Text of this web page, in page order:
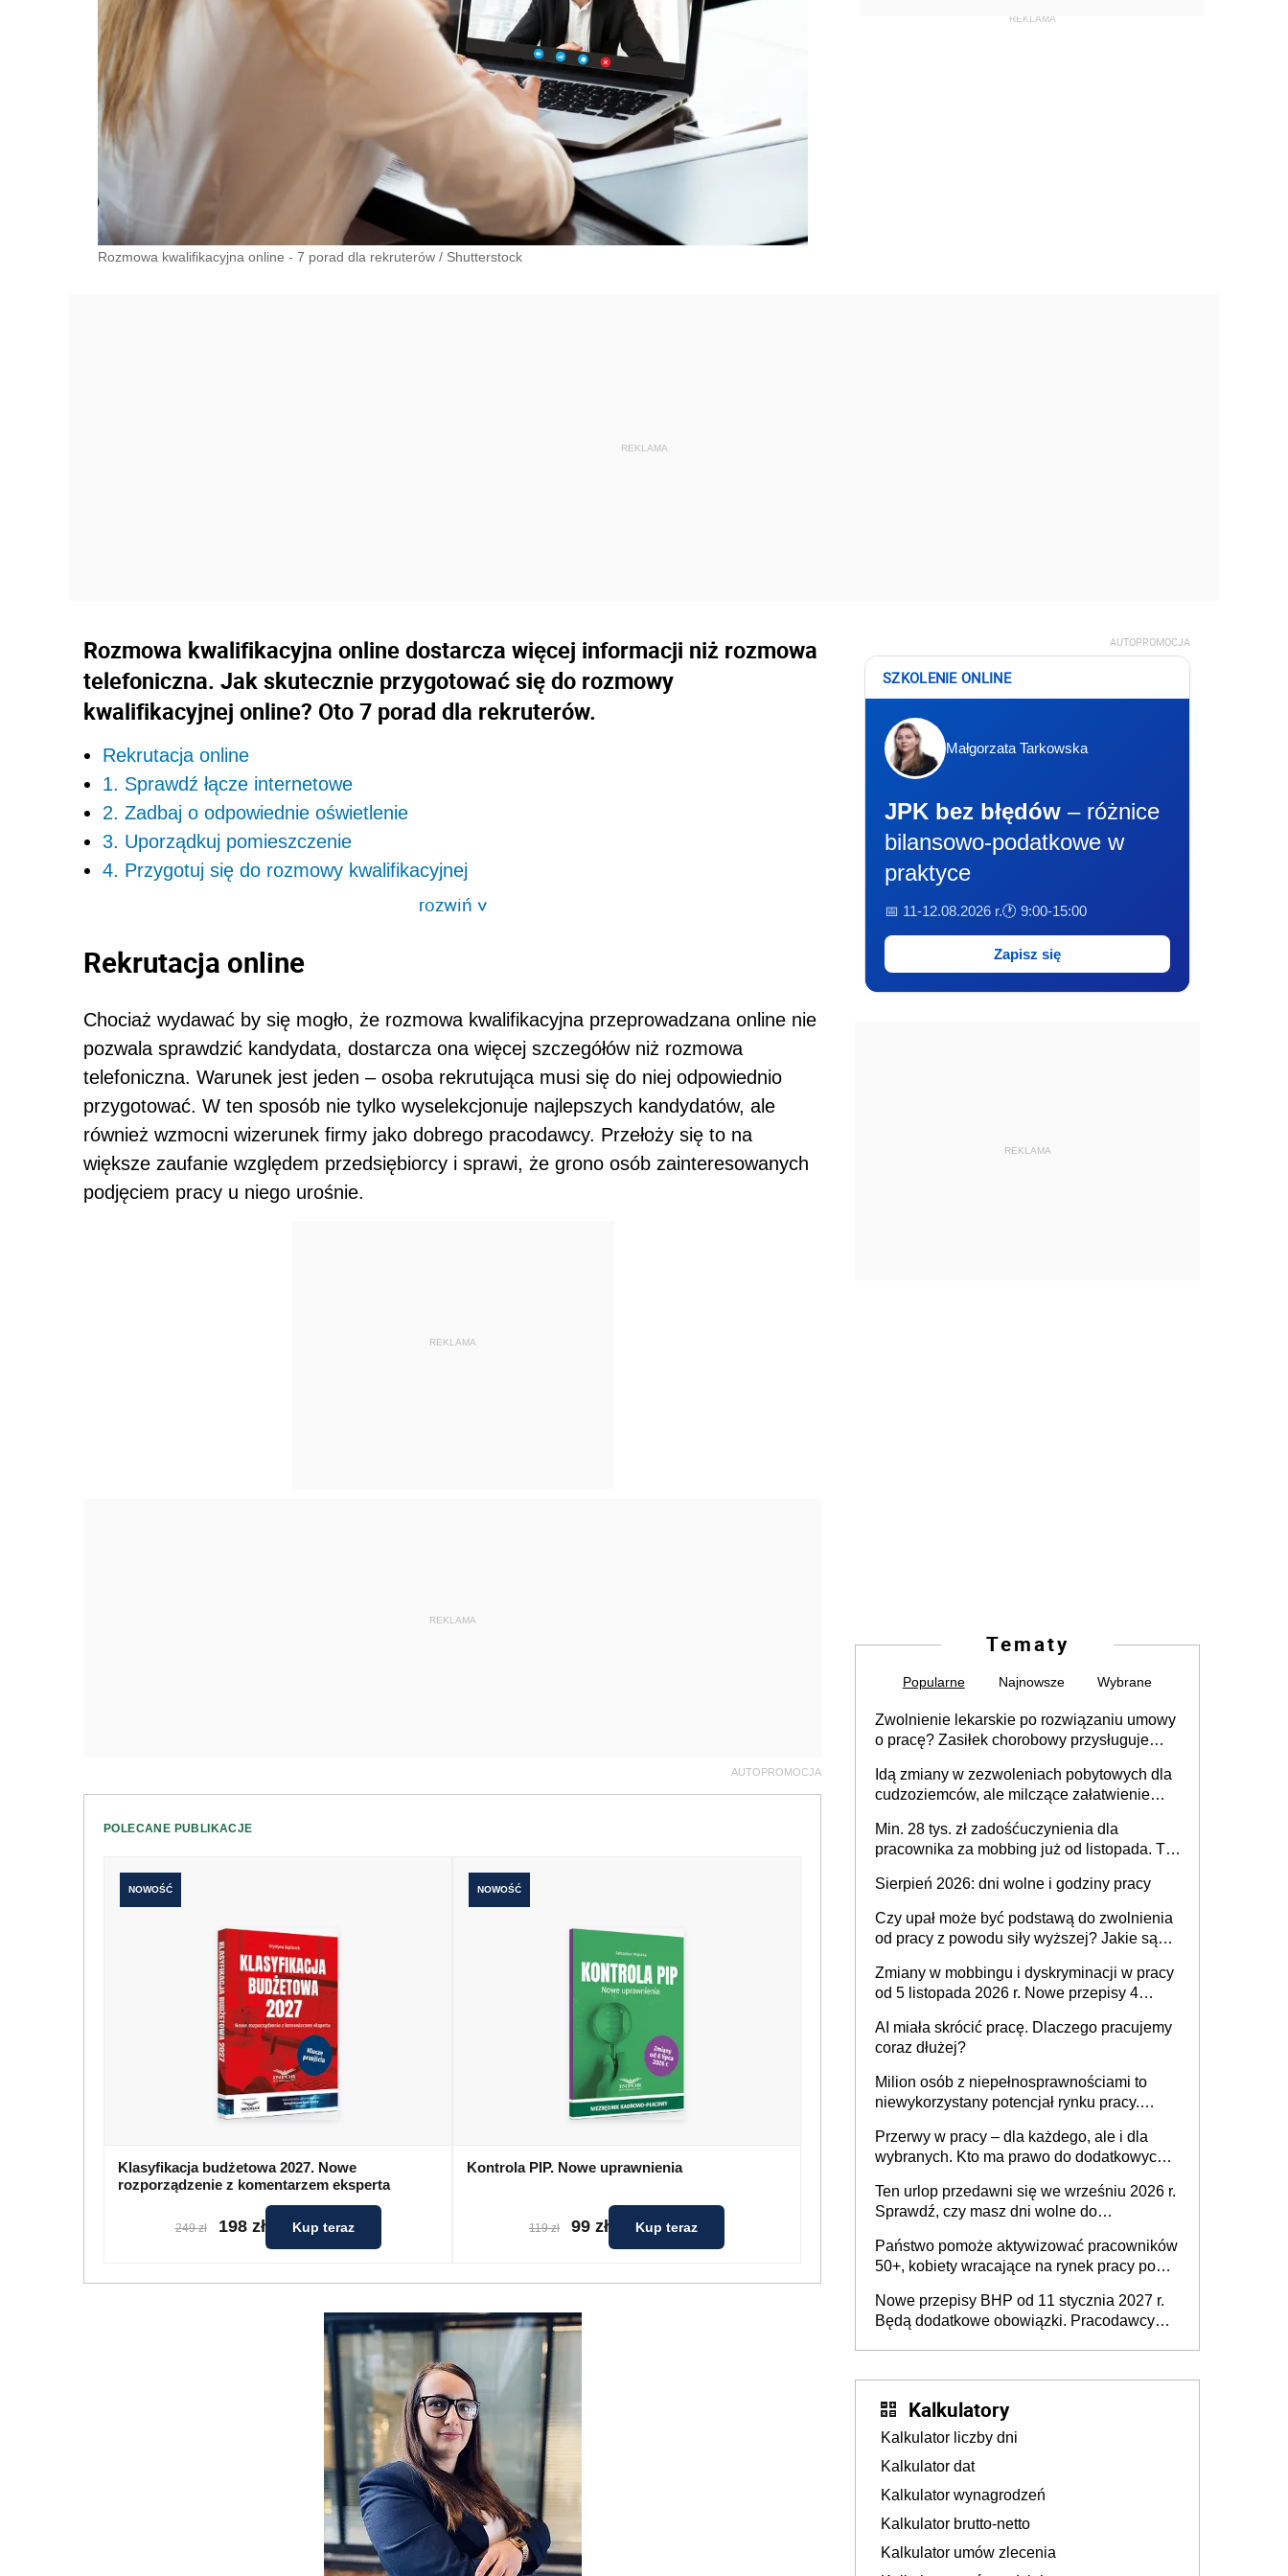
Rozmowa kwalifikacyjna online - 7 porad dla rekruterów / Shutterstock
Rozmowa kwalifikacyjna online dostarcza więcej informacji niż rozmowa
telefoniczna. Jak skutecznie przygotować się do rozmowy
kwalifikacyjnej online? Oto 7 porad dla rekruterów.
Rekrutacja online
1. Sprawdź łącze internetowe
2. Zadbaj o odpowiednie oświetlenie
3. Uporządkuj pomieszczenie
4. Przygotuj się do rozmowy kwalifikacyjnej
rozwiń>
Rekrutacja online
Chociaż wydawać by się mogło, że rozmowa kwalifikacyjna przeprowadzana online nie
pozwala sprawdzić kandydata, dostarcza ona więcej szczegółów niż rozmowa
telefoniczna. Warunek jest jeden – osoba rekrutująca musi się do niej odpowiednio
przygotować. W ten sposób nie tylko wyselekcjonuje najlepszych kandydatów, ale
również wzmocni wizerunek firmy jako dobrego pracodawcy. Przełoży się to na
większe zaufanie względem przedsiębiorcy i sprawi, że grono osób zainteresowanych
podjęciem pracy u niego urośnie.
REKLAMA
REKLAMA
AUTOPROMOCJA
POLECANE PUBLIKACJE
NOWOŚĆ
Klasyfikacja budżetowa 2027. Nowe
rozporządzenie z komentarzem eksperta
249 zł 198 zł Kup teraz
NOWOŚĆ
Kontrola PIP. Nowe uprawnienia
119 zł 99 zł Kup teraz
AUTOPROMOCJA
SZKOLENIE ONLINE
Małgorzata Tarkowska
JPK bez błędów – różnice
bilansowo-podatkowe w
praktyce
📅 11-12.08.2026 r.🕐 9:00-15:00
Zapisz się
REKLAMA
Tematy
Popularne Najnowsze Wybrane
Zwolnienie lekarskie po rozwiązaniu umowy
o pracę? Zasiłek chorobowy przysługuje
dni od ustania stosunku pracy
Idą zmiany w zezwoleniach pobytowych dla
cudzoziemców, ale milczące załatwienie
Min. 28 tys. zł zadośćuczynienia dla
pracownika za mobbing już od listopada. To
zespołu
Sierpień 2026: dni wolne i godziny pracy
Czy upał może być podstawą do zwolnienia
od pracy z powodu siły wyższej? Jakie są
Zmiany w mobbingu i dyskryminacji w pracy
od 5 listopada 2026 r. Nowe przepisy 4
Ustaw
AI miała skrócić pracę. Dlaczego pracujemy
coraz dłużej?
Milion osób z niepełnosprawnościami to
niewykorzystany potencjał rynku pracy.
dofinansowań czy refundacji, ale bariery po
stronie systemu i świadomości
pracodawców [WYWIAD]
Przerwy w pracy – dla każdego, ale i dla
wybranych. Kto ma prawo do dodatkowych
Ten urlop przedawni się we wrześniu 2026 r.
Sprawdź, czy masz dni wolne do
Państwo pomoże aktywizować pracowników
50+, kobiety wracające na rynek pracy po
osoby neuroatypowe. Powstanie Fundusz
na rzecz Inkluzywności w Zatrudnianiu?
Nowe przepisy BHP od 11 stycznia 2027 r.
Będą dodatkowe obowiązki. Pracodawcy
Kalkulatory
Kalkulator liczby dni
Kalkulator dat
Kalkulator wynagrodzeń
Kalkulator brutto-netto
Kalkulator umów zlecenia